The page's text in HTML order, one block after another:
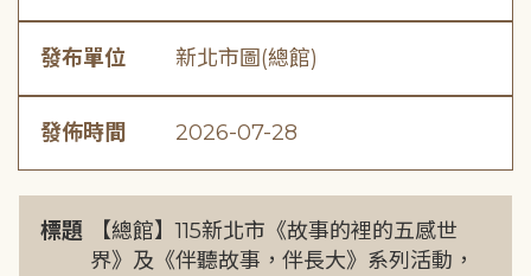
發布單位 新北市圖(總館)
發佈時間 2026-07-28
標題
【總館】115新北市《故事的裡的五感世
界》及《伴聽故事，伴長大》系列活動，